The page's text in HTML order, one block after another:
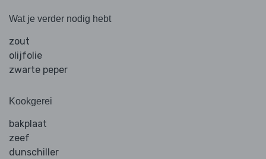
Wat je verder nodig hebt
zout
olijfolie
zwarte peper
Kookgerei
bakplaat
zeef
dunschiller